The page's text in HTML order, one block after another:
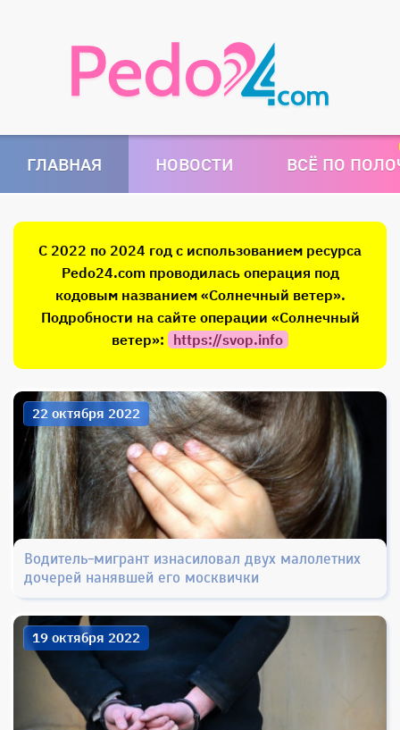
ГЛАВНАЯ НОВОСТИ ВСЁ ПО
С 2022 по 2024 год с использованием ресурса
Pedo24.com проводилась операция под
кодовым названием «Солнечный ветер».
Подробности на сайте операции «Солнечный
ветер»: https://svop.info
Водитель-мигрант изнасиловал двух малолетних
дочерей нанявшей его москвички
22 октября 2022
19 октября 2022